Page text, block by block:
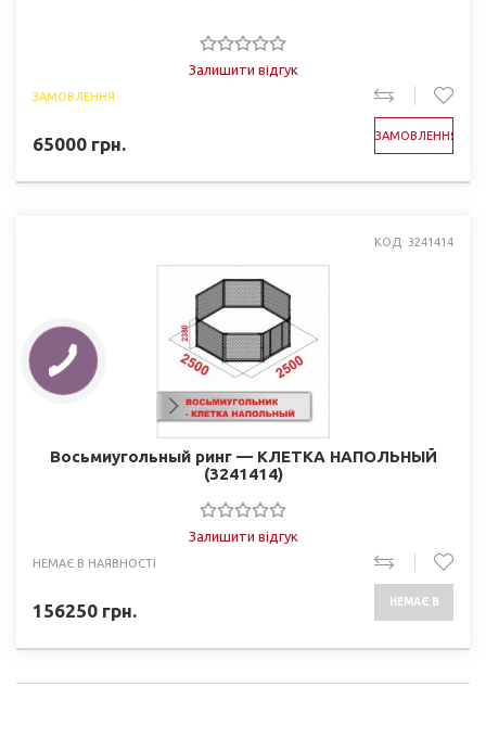
Залишити відгук
ЗАМОВЛЕННЯ
65000 грн. ЗАМОВЛЕННЯ
КОД: 3241414
Восьмиугольный ринг — КЛЕТКА НАПОЛЬНЫЙ
(3241414)
Залишити відгук
НЕМАЄ В НАЯВНОСТІ
156250 грн. НЕМАЄ В